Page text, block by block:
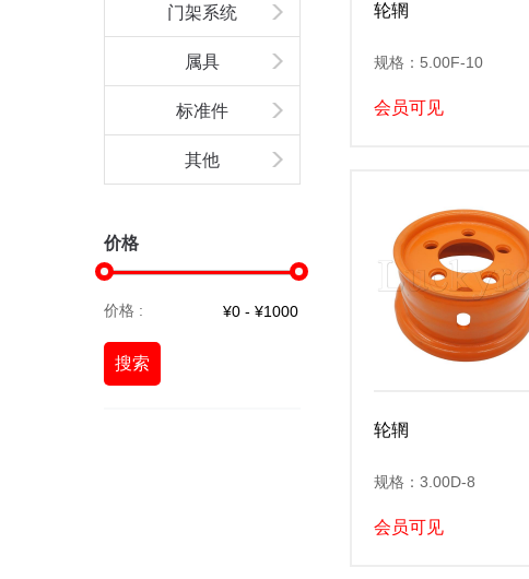
门架系统
属具
标准件
其他
价格
价格 :
搜索
轮辋
规格：5.00F-10
会员可见
轮辋
规格：3.00D-8
会员可见